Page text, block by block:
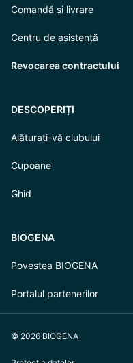
Comandă și livrare
Centru de asistență
Revocarea contractului
DESCOPERIȚI
Alăturați-vă clubului
Cupoane
Ghid
BIOGENA
Povestea BIOGENA
Portalul partenerilor
© 2026 BIOGENA